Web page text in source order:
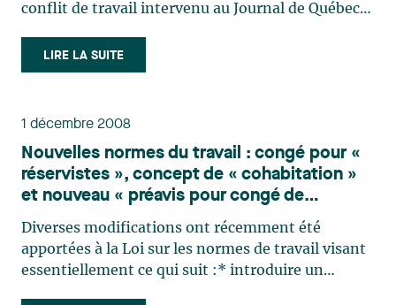
conflit de travail intervenu au Journal de Québec
dispositions « antibriseurs de grève » contenues
au Code du travail du Québec.La (…)
LIRE LA SUITE
1 décembre 2008
Nouvelles normes du travail : congé pour «
réservistes », concept de « cohabitation »
et nouveau « préavis pour congé de
paternité »
Diverses modifications ont récemment été
apportées à la Loi sur les normes de travail visant
essentiellement ce qui suit :* introduire un